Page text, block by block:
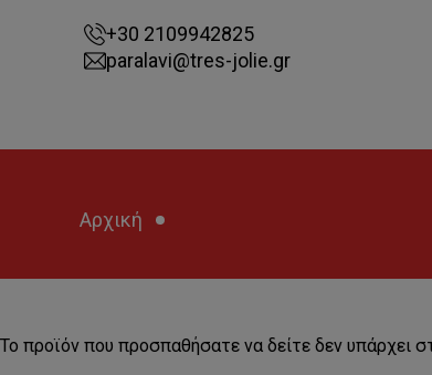
+30 2109942825
paralavi@tres-jolie.gr
Αρχική
Το προϊόν που προσπαθήσατε να δείτε δεν υπάρχει